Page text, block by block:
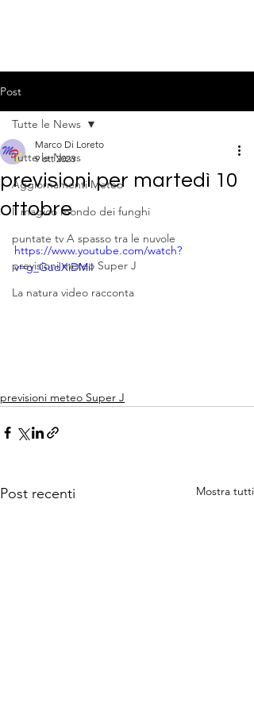
Post
Tutte le News
Aggiornamenti Meteo
Il magico mondo dei funghi
puntate tv A spasso tra le nuvole
previsioni meteo Super J
La natura video racconta
Tutte le News
previsioni per martedì 10
ottobre
Marco Di Loreto
9 ott 2023
https://www.youtube.com/watch?
v=g_GudXiDMiI
previsioni meteo Super J
Post recenti Mostra tutti